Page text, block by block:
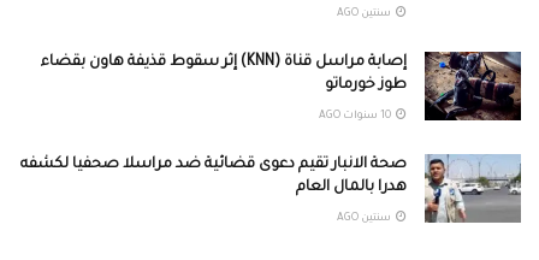
سنتين AGO
إصابة مراسل قناة (KNN) إثر سقوط قذيفة هاون بقضاء
طوز خورماتو
صحة الانبار تقيم دعوى قضائية ضد مراسلا صحفيا لكشفه
هدرا بالمال العام
سنتين AGO